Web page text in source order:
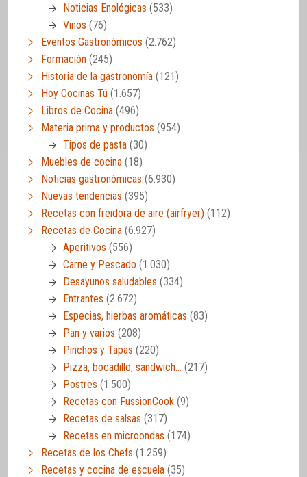
Noticias Enológicas (533)
Vinos (76)
Eventos Gastronómicos (2.762)
Formación (245)
Historia de la gastronomía (121)
Hoy Cocinas Tú (1.657)
Libros de Cocina (496)
Materia prima y productos (954)
Tipos de pasta (30)
Muebles de cocina (18)
Noticias gastronómicas (6.930)
Nuevas tendencias (395)
Recetas con freidora de aire (airfryer) (112)
Recetas de Cocina (6.927)
Aperitivos (556)
Carne y Pescado (1.030)
Desayunos saludables (334)
Entrantes (2.672)
Especias, hierbas aromáticas (83)
Pan y varios (208)
Pinchos y Tapas (220)
Pizza, bocadillo, sandwich… (217)
Postres (1.500)
Recetas con FussionCook (9)
Recetas de salsas (317)
Recetas en microondas (174)
Recetas de los Chefs (1.259)
Recetas y cocina de escuela (35)